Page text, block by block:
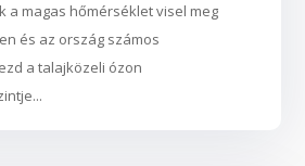
a magas hőmérséklet visel meg
és az ország számos
a talajközeli ózon